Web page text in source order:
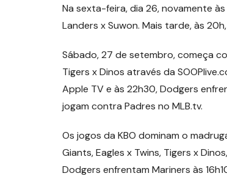
Na sexta-feira, dia 26, novamente às
Landers x Suwon. Mais tarde, às
Sábado, 27 de setembro, começa
Tigers x Dinos através da
Apple TV e às 22h30, Dodgers
jogam contra Padres no MLB.tv.
Os jogos da KBO dominam o
Giants, Eagles x Twins, Tigers x
Dodgers enfrentam Mariners às